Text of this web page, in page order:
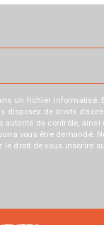
un fichier informatisé.
de droits
de contrôle,
vous être demandé.
droit de vous inscrire